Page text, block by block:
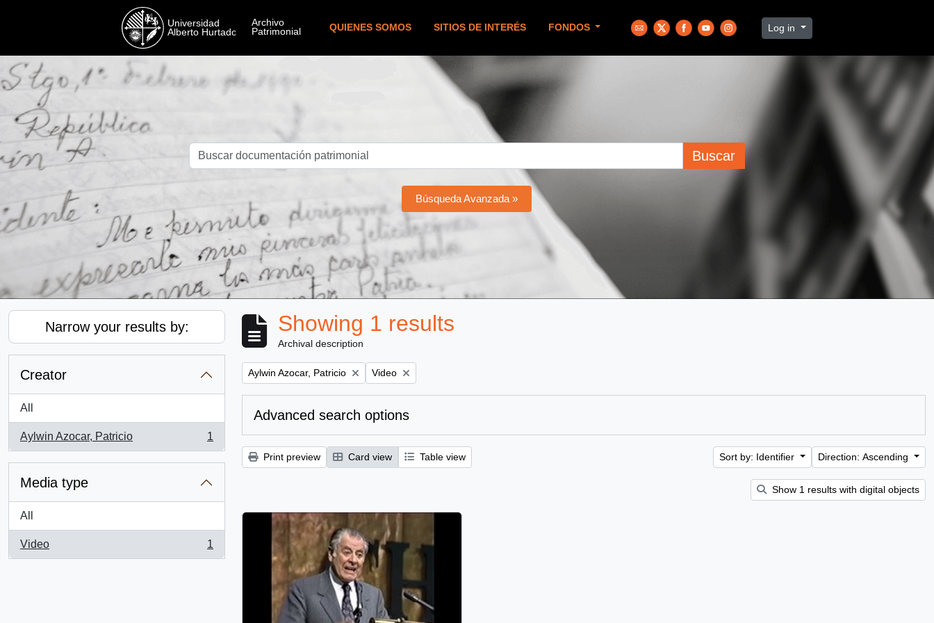
QUIENES SOMOS SITIOS DE INTERÉS FONDOS Log in
Buscar
Búsqueda Avanzada »
Narrow your results by:
Creator
All
Aylwin Azocar, Patricio
, 1 results
1
Media type
All
Video
, 1 results
1
Showing 1 results
Archival description
Remove filter:
Aylwin Azocar, Patricio Remove filter:
Video
Advanced search options
Print preview Card view Table view Sort by: Identifier Direction: Ascending
Show 1 results with digital objects